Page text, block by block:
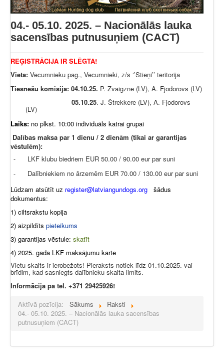
04.- 05.10. 2025. – Nacionālās lauka
sacensības putnusuņiem (CACT)
REĢISTRĀCIJA IR SLĒGTA!
Vieta: Vecumnieku pag., Vecumnieki, z/s ‘’Stieņi’’ teritorija
Tiesnešu komisija: 04.10.25. P. Zvaigzne (LV), A. Fjodorovs (LV)
05.10.25. J. Štrekkere (LV), A. Fjodorovs
(LV)
Laiks: no plkst. 10:00 individuāls katrai grupai
Dalības maksa par 1 dienu / 2 dienām (tikai ar garantijas
vēstulēm):
- LKF klubu biedriem EUR 50.00 / 90.00 eur par suni
-
Dalībniekiem no ārzemēm EUR 70.00 / 130.00 eur par suni
Lūdzam atsūtīt uz register@latviangundogs.org šādus
dokumentus:
1) ciltsrakstu kopija
2) aizpildīts pieteikums
3) garantijas vēstule: skatīt
4) 2025. gada LKF maksājumu karte
Vietu skaits ir ierobežots! Pieraksts notiek līdz 01.10.2025. vai
brīdim, kad sasniegts dalībnieku skaita limits.
Informācija pa tel. +371 29425926!
Aktīvā pozīcija:
Sākums
Raksti
04.- 05.10. 2025. – Nacionālās lauka sacensības
putnusuņiem (CACT)